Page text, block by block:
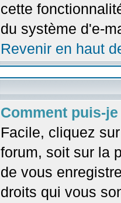
cette
du système d'e-
Revenir en haut
Comment puis-
Facile, cliquez
forum, soit sur la
de vous
droits qui vous